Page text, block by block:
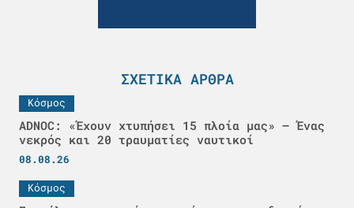
ΣΧΕΤΙΚΆ ΆΡΘΡΑ
Κόσμος
ADNOC: «Έχουν χτυπήσει 15 πλοία μας» – Ένας
νεκρός και 20 τραυματίες ναυτικοί
08.08.26
Κόσμος